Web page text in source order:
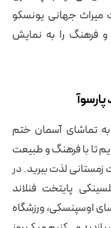
میراث جهانی یونسکو
و فرهنگ را به نمایش
تماشای آسمان ختم
تا با فرهنگ و طبیعت
زمستانی لذت ببرید. در
پایتخت فنلاند
اوسپنسکی، ورزشگاه